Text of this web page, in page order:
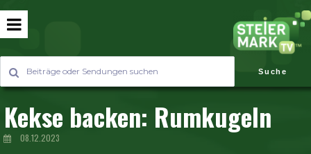
Suche
Kekse backen: Rumkugeln
08.12.2023